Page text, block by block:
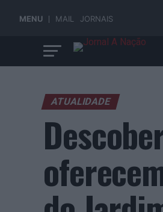
MENU MAIL JORNAIS
ATUALIDADE